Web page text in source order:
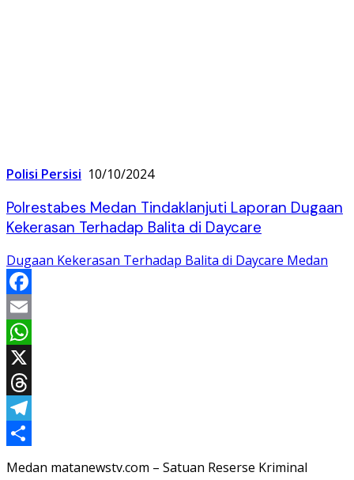
Polisi Persisi 10/10/2024
Polrestabes Medan Tindaklanjuti Laporan Dugaan
Kekerasan Terhadap Balita di Daycare
Dugaan Kekerasan Terhadap Balita di Daycare Medan
Facebook
Email
WhatsApp
X
Threads
Telegram
Share
Medan matanewstv.com – Satuan Reserse Kriminal